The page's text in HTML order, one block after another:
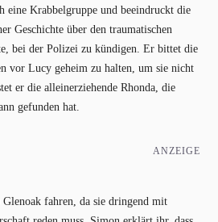
eine Krabbelgruppe und beeindruckt die
Geschichte über den traumatischen
bei der Polizei zu kündigen. Er bittet die
vor Lucy geheim zu halten, um sie nicht
er die alleinerziehende Rhonda, die
gefunden hat.
ANZEIGE
fahren, da sie dringend mit